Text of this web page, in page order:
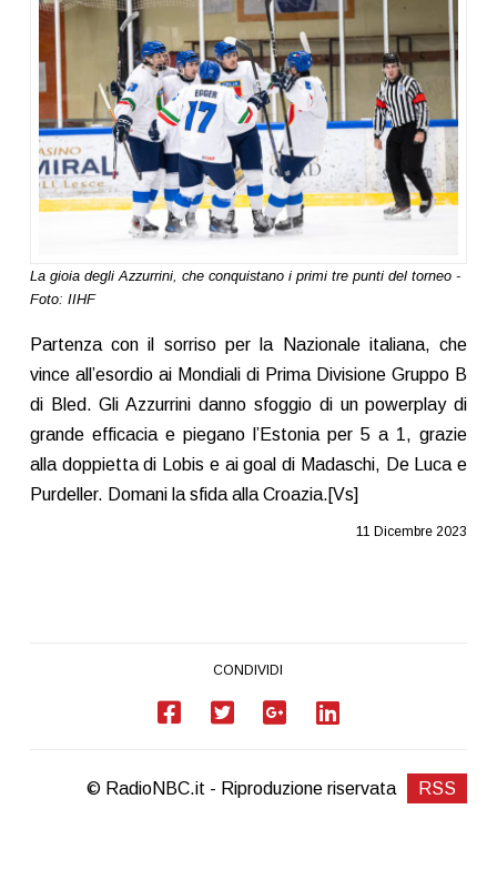
La gioia degli Azzurrini, che conquistano i primi tre punti del torneo -
Foto: IIHF
Partenza con il sorriso per la Nazionale italiana, che
vince all’esordio ai Mondiali di Prima Divisione Gruppo B
di Bled. Gli Azzurrini danno sfoggio di un powerplay di
grande efficacia e piegano l’Estonia per 5 a 1, grazie
alla doppietta di Lobis e ai goal di Madaschi, De Luca e
Purdeller. Domani la sfida alla Croazia.[Vs]
11 Dicembre 2023
CONDIVIDI
© RadioNBC.it - Riproduzione riservata RSS